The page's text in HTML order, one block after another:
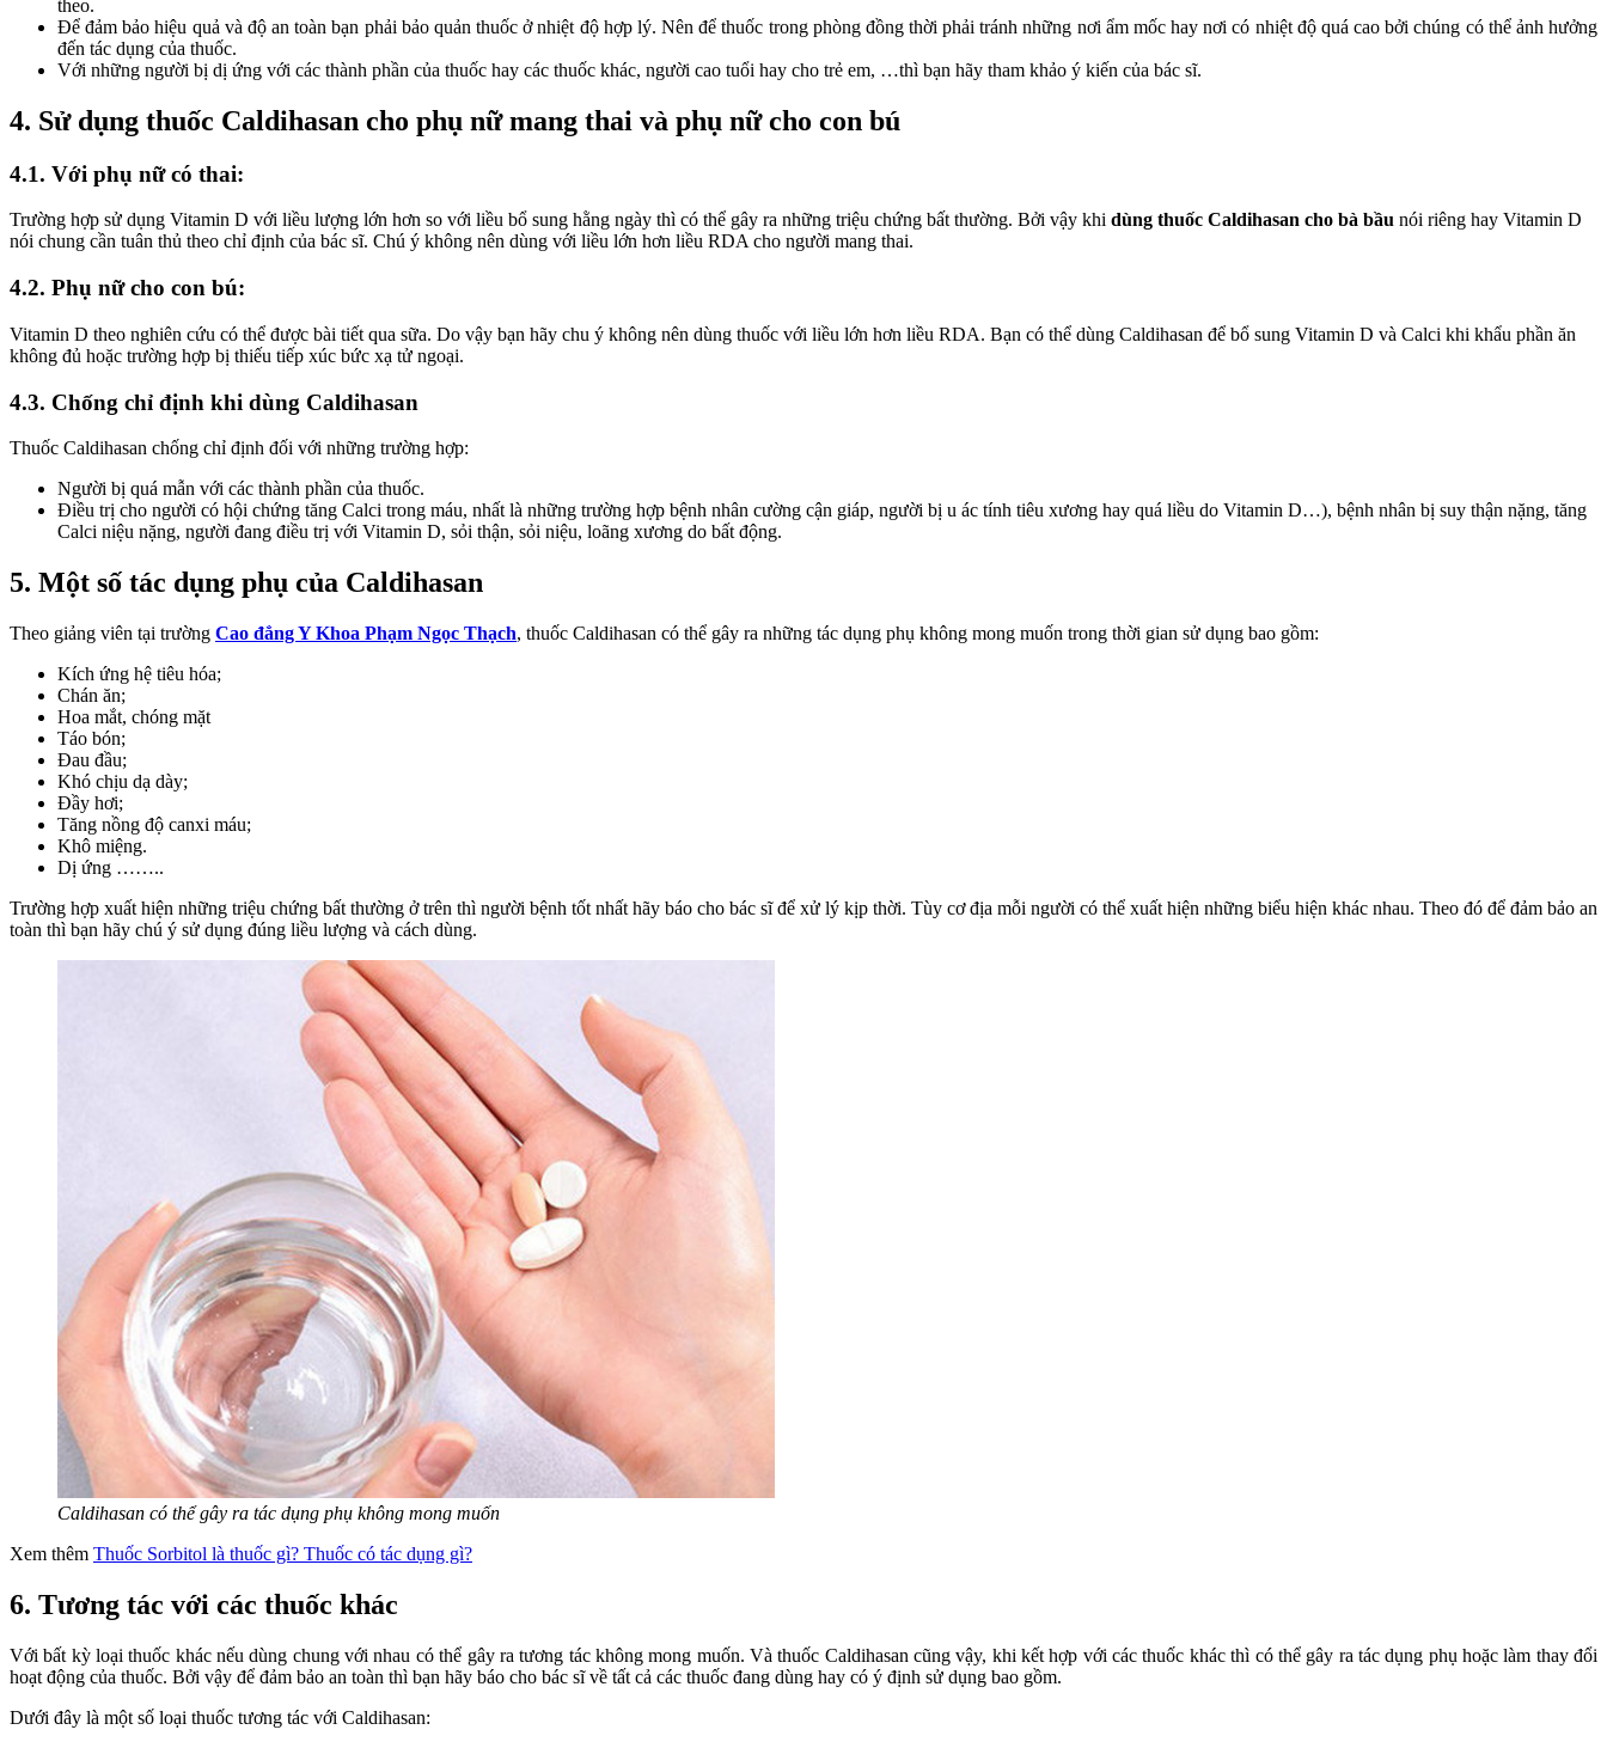
theo.
Để đảm bảo hiệu quả và độ an toàn bạn phải bảo quản thuốc ở nhiệt độ hợp lý. Nên để thuốc trong phòng đồng thời phải tránh những nơi ẩm mốc hay nơi có nhiệt độ quá cao bởi chúng có thể ảnh hưởng
đến tác dụng của thuốc.
Với những người bị dị ứng với các thành phần của thuốc hay các thuốc khác, người cao tuổi hay cho trẻ em, …thì bạn hãy tham khảo ý kiến của bác sĩ.
4. Sử dụng thuốc Caldihasan cho phụ nữ mang thai và phụ nữ cho con bú
4.1. Với phụ nữ có thai:
Trường hợp sử dụng Vitamin D với liều lượng lớn hơn so với liều bổ sung hằng ngày thì có thể gây ra những triệu chứng bất thường. Bởi vậy khi dùng thuốc Caldihasan cho bà bầu nói riêng hay Vitamin D
nói chung cần tuân thủ theo chỉ định của bác sĩ. Chú ý không nên dùng với liều lớn hơn liều RDA cho người mang thai.
4.2. Phụ nữ cho con bú:
Vitamin D theo nghiên cứu có thể được bài tiết qua sữa. Do vậy bạn hãy chu ý không nên dùng thuốc với liều lớn hơn liều RDA. Bạn có thể dùng Caldihasan để bổ sung Vitamin D và Calci khi khẩu phần ăn
không đủ hoặc trường hợp bị thiếu tiếp xúc bức xạ tử ngoại.
4.3. Chống chỉ định khi dùng Caldihasan
Thuốc Caldihasan chống chỉ định đối với những trường hợp:
Người bị quá mẫn với các thành phần của thuốc.
Điều trị cho người có hội chứng tăng Calci trong máu, nhất là những trường hợp bệnh nhân cường cận giáp, người bị u ác tính tiêu xương hay quá liều do Vitamin D…), bệnh nhân bị suy thận nặng, tăng
Calci niệu nặng, người đang điều trị với Vitamin D, sỏi thận, sỏi niệu, loãng xương do bất động.
5. Một số tác dụng phụ của Caldihasan
Theo giảng viên tại trường Cao đẳng Y Khoa Phạm Ngọc Thạch, thuốc Caldihasan có thể gây ra những tác dụng phụ không mong muốn trong thời gian sử dụng bao gồm:
Kích ứng hệ tiêu hóa;
Chán ăn;
Hoa mắt, chóng mặt
Táo bón;
Đau đầu;
Khó chịu dạ dày;
Đầy hơi;
Tăng nồng độ canxi máu;
Khô miệng.
Dị ứng ……..
Trường hợp xuất hiện những triệu chứng bất thường ở trên thì người bệnh tốt nhất hãy báo cho bác sĩ để xử lý kịp thời. Tùy cơ địa mỗi người có thể xuất hiện những biểu hiện khác nhau. Theo đó để đảm bảo an
toàn thì bạn hãy chú ý sử dụng đúng liều lượng và cách dùng.
Caldihasan có thể gây ra tác dụng phụ không mong muốn
Xem thêm Thuốc Sorbitol là thuốc gì? Thuốc có tác dụng gì?
6. Tương tác với các thuốc khác
Với bất kỳ loại thuốc khác nếu dùng chung với nhau có thể gây ra tương tác không mong muốn. Và thuốc Caldihasan cũng vậy, khi kết hợp với các thuốc khác thì có thể gây ra tác dụng phụ hoặc làm thay đổi
hoạt động của thuốc. Bởi vậy để đảm bảo an toàn thì bạn hãy báo cho bác sĩ về tất cả các thuốc đang dùng hay có ý định sử dụng bao gồm.
Dưới đây là một số loại thuốc tương tác với Caldihasan: